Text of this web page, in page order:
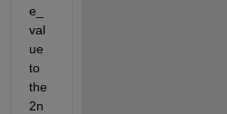
e_
val
ue
to
the
2n